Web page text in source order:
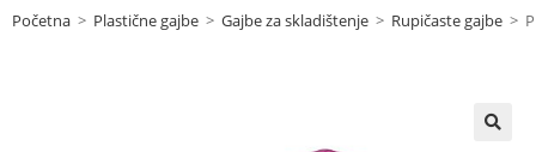
Početna > Plastične gajbe > Gajbe za skladištenje > Rupičaste gajbe >